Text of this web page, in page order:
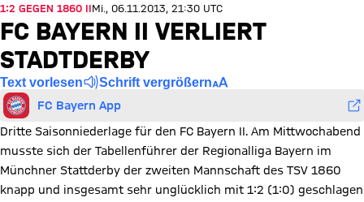
1:2 GEGEN 1860 IIMi., 06.11.2013, 21:30 UTC
FC BAYERN II VERLIERT
STADTDERBY
Text vorlesen Schrift vergrößern
FC Bayern App
Dritte Saisonniederlage für den FC Bayern II. Am Mittwochabend
musste sich der Tabellenführer der Regionalliga Bayern im
Münchner Stattderby der zweiten Mannschaft des TSV 1860
knapp und insgesamt sehr unglücklich mit 1:2 (1:0) geschlagen